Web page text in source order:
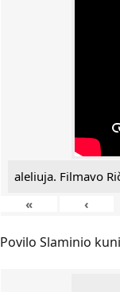
aleliuja. Filmavo
«
‹
Povilo Slaminio